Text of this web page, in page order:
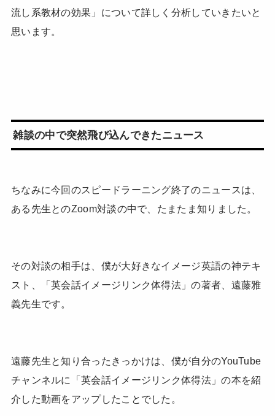
流し系教材の効果」について詳しく分析していきたいと
思います。
雑談の中で突然飛び込んできたニュース
ちなみに今回のスピードラーニング終了のニュースは、
ある先生とのZoom対談の中で、たまたま知りました。
その対談の相手は、僕が大好きなイメージ英語の神テキ
スト、「英会話イメージリンク体得法」の著者、遠藤雅
義先生です。
遠藤先生と知り合ったきっかけは、僕が自分のYouTube
チャンネルに「英会話イメージリンク体得法」の本を紹
介した動画をアップしたことでした。